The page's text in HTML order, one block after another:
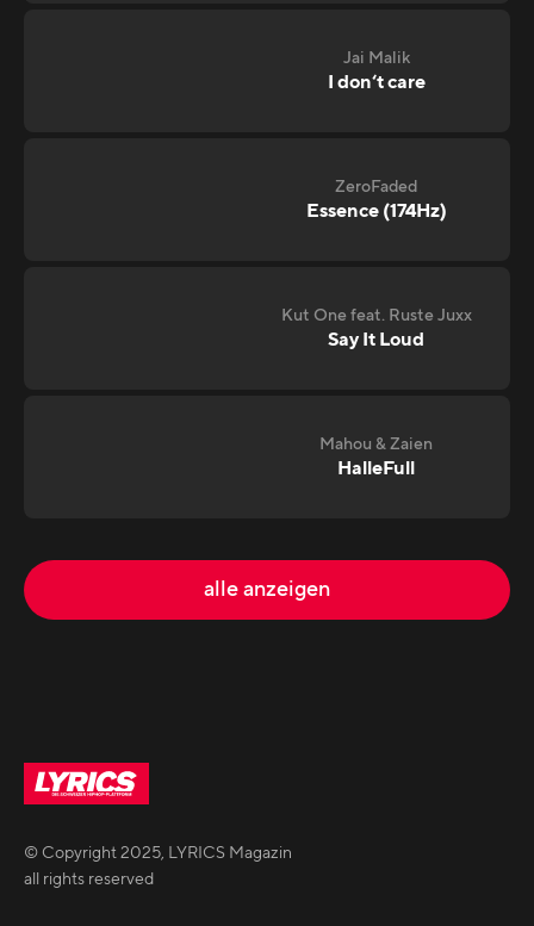
Jai Malik
I don‘t care
ZeroFaded
Essence (174Hz)
Kut One feat. Ruste Juxx
Say It Loud
Mahou & Zaien
HalleFull
alle anzeigen
© Copyright2025, LYRICS Magazin
all rights reserved